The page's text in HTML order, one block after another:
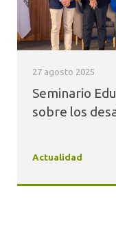
27 agosto 2025
Seminario
sobre los
Actualidad